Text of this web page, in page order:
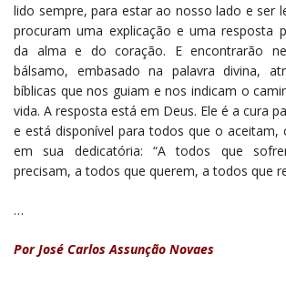
lido sempre, para estar ao nosso lado e ser
procuram uma explicação e uma resposta
da alma e do coração. E encontrarão
bálsamo, embasado na palavra divina,
bíblicas que nos guiam e nos indicam o
vida. A resposta está em Deus. Ele é a cura
e está disponível para todos que o aceitam,
em sua dedicatória: “A todos que
precisam, a todos que querem, a todos que
…
Por José Carlos Assunção Novaes